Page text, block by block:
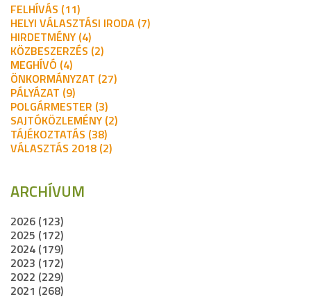
FELHÍVÁS (11)
HELYI VÁLASZTÁSI IRODA (7)
HIRDETMÉNY (4)
KÖZBESZERZÉS (2)
MEGHÍVÓ (4)
ÖNKORMÁNYZAT (27)
PÁLYÁZAT (9)
POLGÁRMESTER (3)
SAJTÓKÖZLEMÉNY (2)
TÁJÉKOZTATÁS (38)
VÁLASZTÁS 2018 (2)
ARCHÍVUM
2026 (123)
2025 (172)
2024 (179)
2023 (172)
2022 (229)
2021 (268)